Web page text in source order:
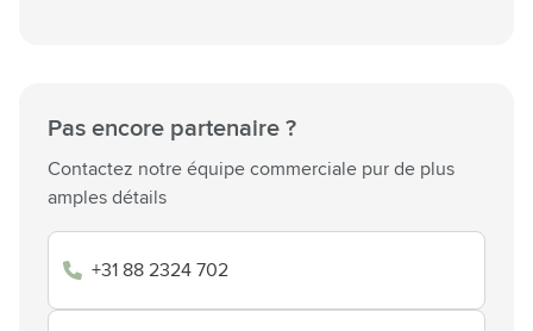
Pas encore partenaire ?
Contactez notre équipe commerciale pur de plus
amples détails
+31 88 2324 702